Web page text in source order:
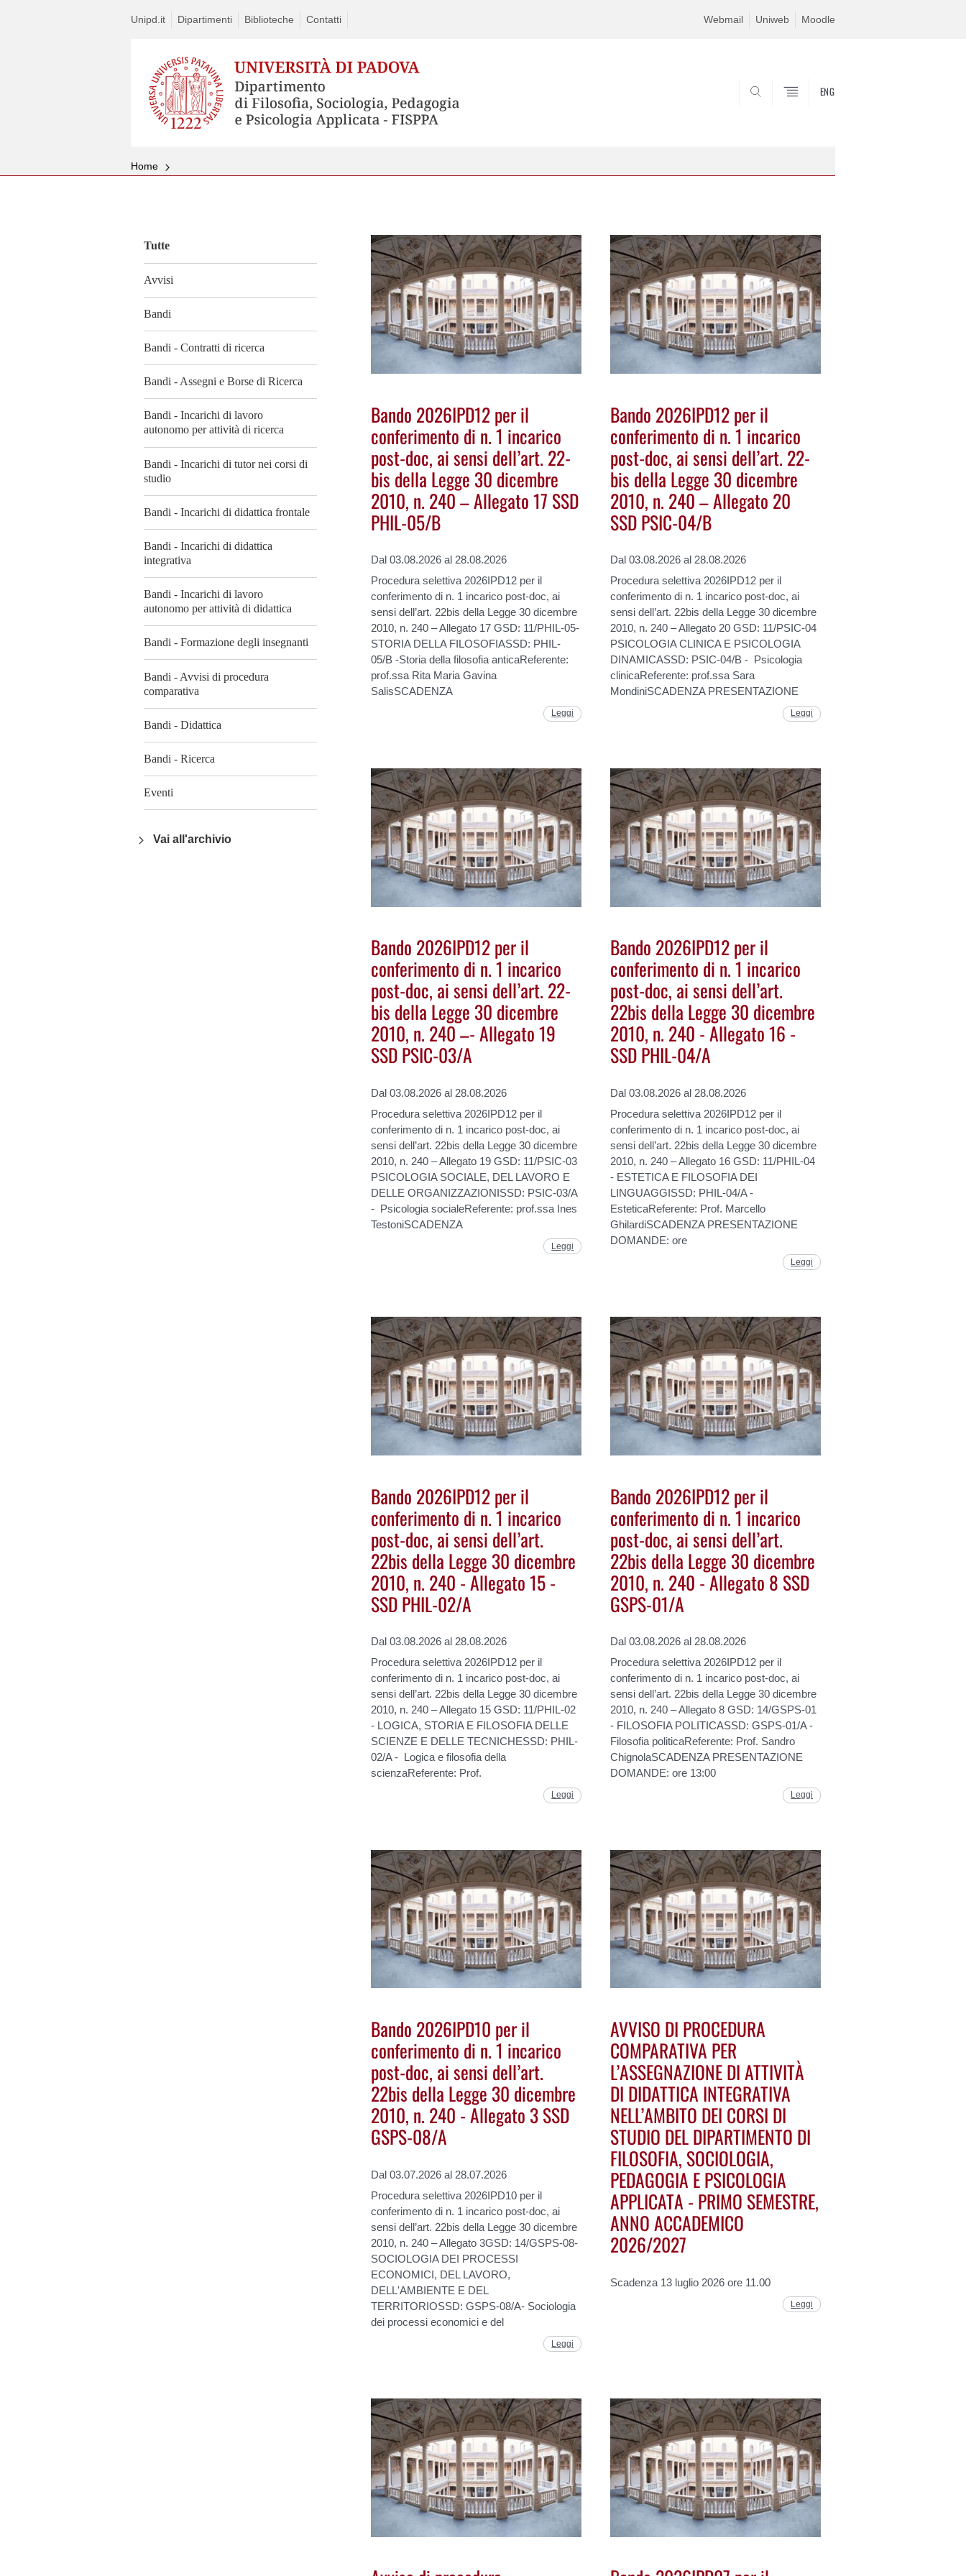
Unipd.it Dipartimenti Biblioteche Contatti Webmail Uniweb Moodle
ENG
Home
Tutte
Avvisi
Bandi
Bandi - Contratti di ricerca
Bandi - Assegni e Borse di Ricerca
Bandi - Incarichi di lavoro
autonomo per attività di ricerca
Bandi - Incarichi di tutor nei corsi di
studio
Bandi - Incarichi di didattica frontale
Bandi - Incarichi di didattica
integrativa
Bandi - Incarichi di lavoro
autonomo per attività di didattica
Bandi - Formazione degli insegnanti
Bandi - Avvisi di procedura
comparativa
Bandi - Didattica
Bandi - Ricerca
Eventi
Vai all'archivio
Bando 2026IPD12 per il
conferimento di n. 1 incarico
post-doc, ai sensi dell’art. 22-
bis della Legge 30 dicembre
2010, n. 240 – Allegato 17 SSD
PHIL-05/B
Dal 03.08.2026 al 28.08.2026
Procedura selettiva 2026IPD12 per il
conferimento di n. 1 incarico post-doc, ai
sensi dell’art. 22bis della Legge 30 dicembre
2010, n. 240 – Allegato 17 GSD: 11/PHIL-05-
STORIA DELLA FILOSOFIASSD: PHIL-
05/B -Storia della filosofia anticaReferente:
prof.ssa Rita Maria Gavina
SalisSCADENZA
Leggi
Bando 2026IPD12 per il
conferimento di n. 1 incarico
post-doc, ai sensi dell’art. 22-
bis della Legge 30 dicembre
2010, n. 240 – Allegato 20
SSD PSIC-04/B
Dal 03.08.2026 al 28.08.2026
Procedura selettiva 2026IPD12 per il
conferimento di n. 1 incarico post-doc, ai
sensi dell’art. 22bis della Legge 30 dicembre
2010, n. 240 – Allegato 20 GSD: 11/PSIC-04
PSICOLOGIA CLINICA E PSICOLOGIA
DINAMICASSD: PSIC-04/B - Psicologia
clinicaReferente: prof.ssa Sara
MondiniSCADENZA PRESENTAZIONE
Leggi
Bando 2026IPD12 per il
conferimento di n. 1 incarico
post-doc, ai sensi dell’art. 22-
bis della Legge 30 dicembre
2010, n. 240 –- Allegato 19
SSD PSIC-03/A
Dal 03.08.2026 al 28.08.2026
Procedura selettiva 2026IPD12 per il
conferimento di n. 1 incarico post-doc, ai
sensi dell’art. 22bis della Legge 30 dicembre
2010, n. 240 – Allegato 19 GSD: 11/PSIC-03
PSICOLOGIA SOCIALE, DEL LAVORO E
DELLE ORGANIZZAZIONISSD: PSIC-03/A
- Psicologia socialeReferente: prof.ssa Ines
TestoniSCADENZA
Leggi
Bando 2026IPD12 per il
conferimento di n. 1 incarico
post-doc, ai sensi dell’art.
22bis della Legge 30 dicembre
2010, n. 240 - Allegato 16 -
SSD PHIL-04/A
Dal 03.08.2026 al 28.08.2026
Procedura selettiva 2026IPD12 per il
conferimento di n. 1 incarico post-doc, ai
sensi dell’art. 22bis della Legge 30 dicembre
2010, n. 240 – Allegato 16 GSD: 11/PHIL-04
- ESTETICA E FILOSOFIA DEI
LINGUAGGISSD: PHIL-04/A -
EsteticaReferente: Prof. Marcello
GhilardiSCADENZA PRESENTAZIONE
DOMANDE: ore
Leggi
Bando 2026IPD12 per il
conferimento di n. 1 incarico
post-doc, ai sensi dell’art.
22bis della Legge 30 dicembre
2010, n. 240 - Allegato 15 -
SSD PHIL-02/A
Dal 03.08.2026 al 28.08.2026
Procedura selettiva 2026IPD12 per il
conferimento di n. 1 incarico post-doc, ai
sensi dell’art. 22bis della Legge 30 dicembre
2010, n. 240 – Allegato 15 GSD: 11/PHIL-02
- LOGICA, STORIA E FILOSOFIA DELLE
SCIENZE E DELLE TECNICHESSD: PHIL-
02/A - Logica e filosofia della
scienzaReferente: Prof.
Leggi
Bando 2026IPD12 per il
conferimento di n. 1 incarico
post-doc, ai sensi dell’art.
22bis della Legge 30 dicembre
2010, n. 240 - Allegato 8 SSD
GSPS-01/A
Dal 03.08.2026 al 28.08.2026
Procedura selettiva 2026IPD12 per il
conferimento di n. 1 incarico post-doc, ai
sensi dell’art. 22bis della Legge 30 dicembre
2010, n. 240 – Allegato 8 GSD: 14/GSPS-01
- FILOSOFIA POLITICASSD: GSPS-01/A -
Filosofia politicaReferente: Prof. Sandro
ChignolaSCADENZA PRESENTAZIONE
DOMANDE: ore 13:00
Leggi
Bando 2026IPD10 per il
conferimento di n. 1 incarico
post-doc, ai sensi dell’art.
22bis della Legge 30 dicembre
2010, n. 240 - Allegato 3 SSD
GSPS-08/A
Dal 03.07.2026 al 28.07.2026
Procedura selettiva 2026IPD10 per il
conferimento di n. 1 incarico post-doc, ai
sensi dell’art. 22bis della Legge 30 dicembre
2010, n. 240 – Allegato 3GSD: 14/GSPS-08-
SOCIOLOGIA DEI PROCESSI
ECONOMICI, DEL LAVORO,
DELL'AMBIENTE E DEL
TERRITORIOSSD: GSPS-08/A- Sociologia
dei processi economici e del
Leggi
AVVISO DI PROCEDURA
COMPARATIVA PER
L’ASSEGNAZIONE DI ATTIVITÀ
DI DIDATTICA INTEGRATIVA
NELL’AMBITO DEI CORSI DI
STUDIO DEL DIPARTIMENTO DI
FILOSOFIA, SOCIOLOGIA,
PEDAGOGIA E PSICOLOGIA
APPLICATA - PRIMO SEMESTRE,
ANNO ACCADEMICO
2026/2027
Scadenza 13 luglio 2026 ore 11.00
Leggi